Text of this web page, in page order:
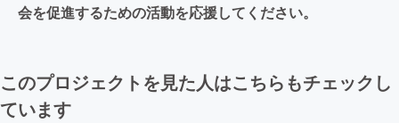
会を促進するための活動を応援してください。
このプロジェクトを見た人はこちらもチェックし
ています